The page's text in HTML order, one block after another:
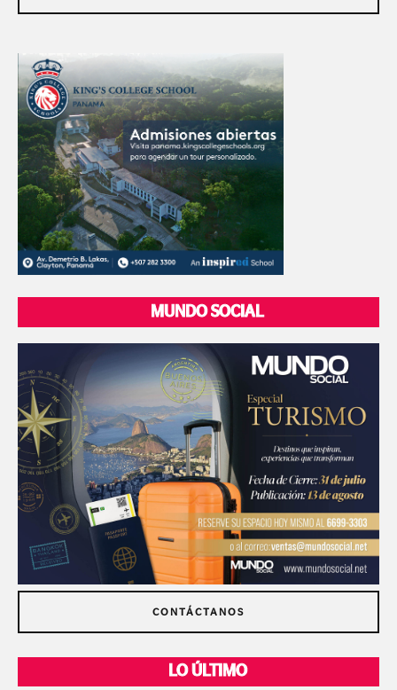
MUNDO SOCIAL
CONTÁCTANOS
LO ÚLTIMO